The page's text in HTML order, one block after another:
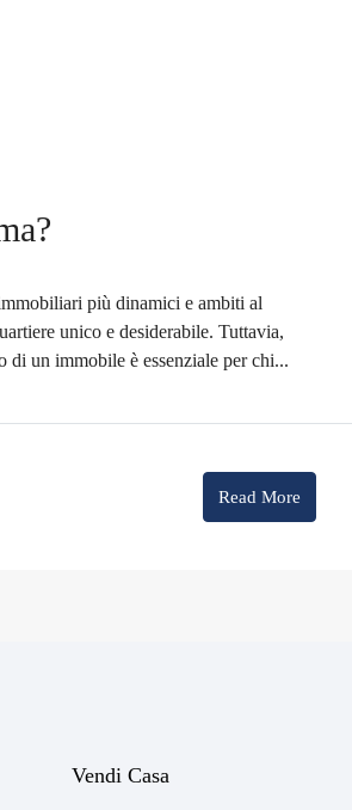
più dinamici e ambiti al
unico e desiderabile. Tuttavia,
di un immobile è essenziale per chi...
Read More
Vendi Casa